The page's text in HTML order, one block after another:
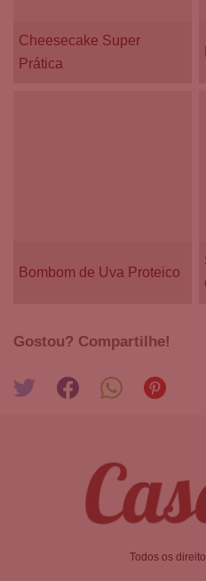
Cheesecake Super
Prática
Bombom de Uva Proteico
Gostou? Compartilhe!
Todos os